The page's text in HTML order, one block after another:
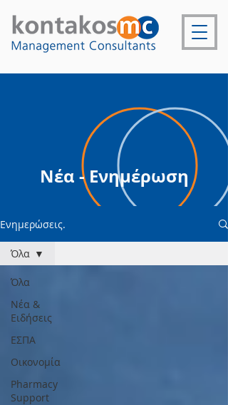
Νέα - Ενημέρωση
Ενημερώσεις.
Όλα
Νέα &
Ειδήσεις
ΕΣΠΑ
Οικονομία
Pharmacy
Support
Όλα